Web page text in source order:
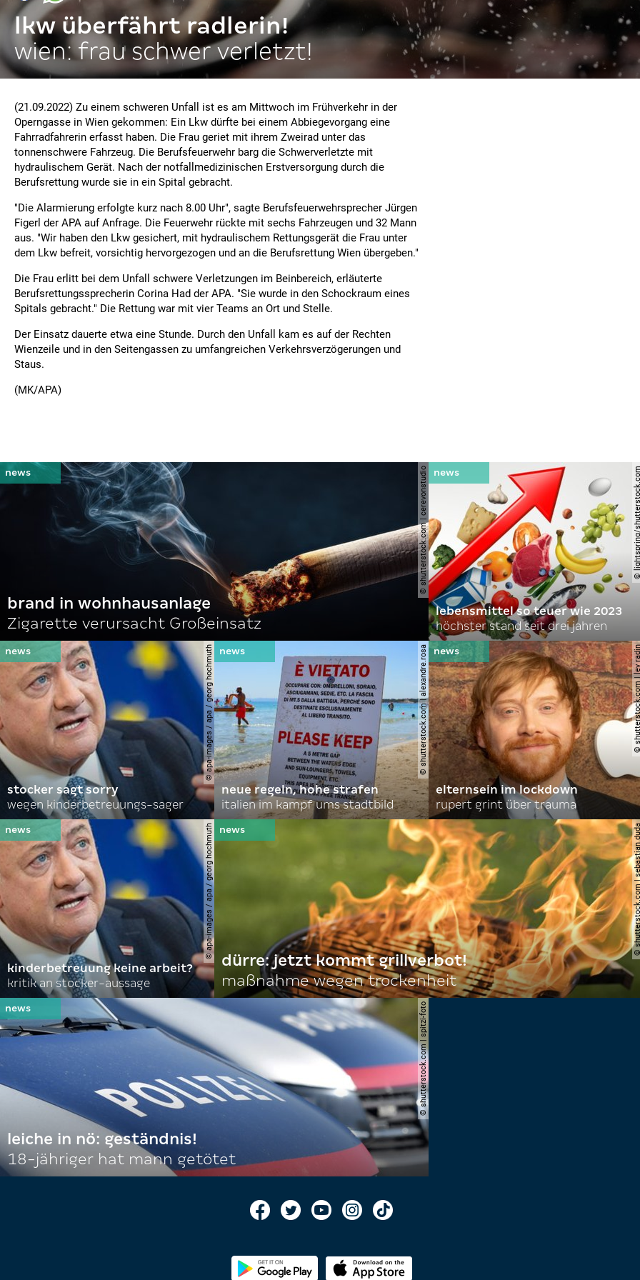
lkw überfährt radlerin!
wien: frau schwer verletzt!
(21.09.2022) Zu einem schweren Unfall ist es am Mittwoch im Frühverkehr in der
Operngasse in Wien gekommen: Ein Lkw dürfte bei einem Abbiegevorgang eine
Fahrradfahrerin erfasst haben. Die Frau geriet mit ihrem Zweirad unter das
tonnenschwere Fahrzeug. Die Berufsfeuerwehr barg die Schwerverletzte mit
hydraulischem Gerät. Nach der notfallmedizinischen Erstversorgung durch die
Berufsrettung wurde sie in ein Spital gebracht.
"Die Alarmierung erfolgte kurz nach 8.00 Uhr", sagte Berufsfeuerwehrsprecher Jürgen
Figerl der APA auf Anfrage. Die Feuerwehr rückte mit sechs Fahrzeugen und 32 Mann
aus. "Wir haben den Lkw gesichert, mit hydraulischem Rettungsgerät die Frau unter
dem Lkw befreit, vorsichtig hervorgezogen und an die Berufsrettung Wien übergeben."
Die Frau erlitt bei dem Unfall schwere Verletzungen im Beinbereich, erläuterte
Berufsrettungssprecherin Corina Had der APA. "Sie wurde in den Schockraum eines
Spitals gebracht." Die Rettung war mit vier Teams an Ort und Stelle.
Der Einsatz dauerte etwa eine Stunde. Durch den Unfall kam es auf der Rechten
Wienzeile und in den Seitengassen zu umfangreichen Verkehrsverzögerungen und
Staus.
(MK/APA)
© shutterstock.com | cerevonstudio
brand in wohnhausanlage
Zigarette verursacht Großeinsatz
© lightspring/
lebensmittel so teuer wie 2023
höchster stand seit drei jahren
© apa-images / apa / georg hochmuth
stocker sagt sorry
wegen kinderbetreuungs-sager
© shutterstock.com | alexandre.rosa
neue regeln, hohe strafen
italien im kampf ums stadtbild
©
elternsein im lockdown
rupert grint über trauma
© apa-images / apa / georg hochmuth
kinderbetreuung keine arbeit?
kritik an stocker-aussage
©
dürre: jetzt kommt grillverbot!
maßnahme wegen trockenheit
© shutterstock.com | spitzi-foto
leiche in nö: geständnis!
18-jähriger hat mann getötet